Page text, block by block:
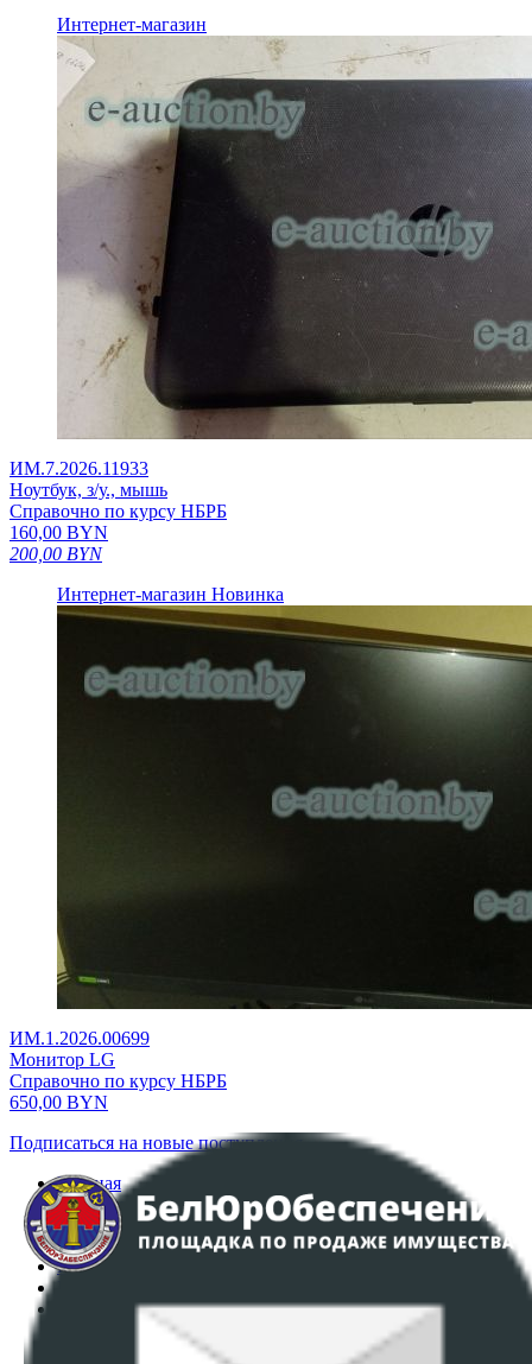
Интернет-магазин
ИМ.7.2026.11933
Ноутбук, з/у., мышь
Справочно по курсу НБРБ
160,00 BYN
200,00 BYN
Интернет-магазин Новинка
ИМ.1.2026.00699
Монитор LG
Справочно по курсу НБРБ
650,00 BYN
Подписаться на новые поступления
Главная
Аукционы
Интернет-магазин
Регламент организации и проведения торгов
Политика в отношении обработки персональных
ПОЛОЖЕНИЕ О ПОЛИТИКЕ ОБРАБОТКИ COOKIE-